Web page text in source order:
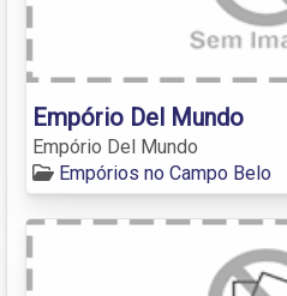
Empório Del Mundo
Empório Del Mundo
Empórios no Campo Belo